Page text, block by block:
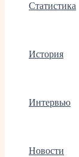
Статистика
История
Интервью
Новости